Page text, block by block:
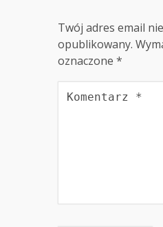
Twój adres email
opublikowany.
oznaczone *